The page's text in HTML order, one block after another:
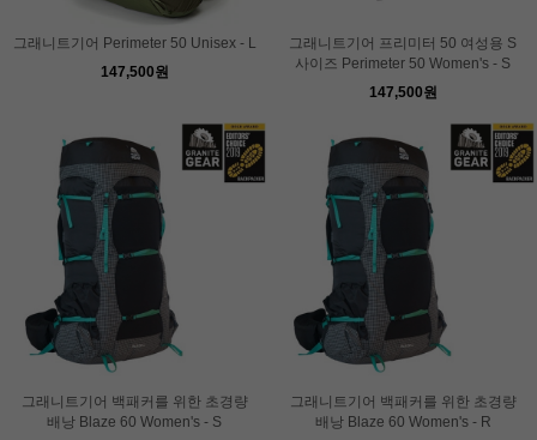
그래니트기어 Perimeter 50 Unisex - L
147,500원
그래니트기어 프리미터 50 여성용 S
사이즈 Perimeter 50 Women's - S
147,500원
그래니트기어 백패커를 위한 초경량
배낭 Blaze 60 Women's - S
그래니트기어 백패커를 위한 초경량
배낭 Blaze 60 Women's - R